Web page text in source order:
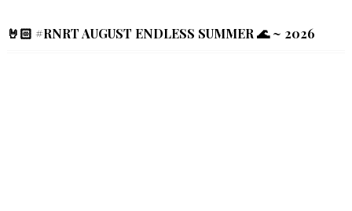
🤘🏻 #RNRT AUGUST ENDLESS SUMMER 🌊 ~ 2026